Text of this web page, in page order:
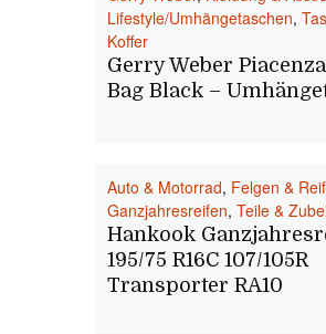
Lifestyle/Umhängetaschen,
Koffer
Gerry Weber
Bag Black –
Auto & Motorrad, Felgen &
Ganzjahresreifen, Teile &
Hankook
195/75 R16C 107/105R
Transporter RA10